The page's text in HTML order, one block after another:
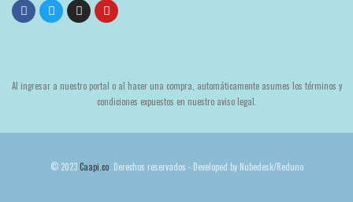
Al ingresar a nuestro portal o al hacer una compra, automáticamente asumes los términos y
condiciones expuestos en nuestro aviso legal.
© 2023Caapi.co. Derechos reservados - Developed by Nubedesk/Reduno